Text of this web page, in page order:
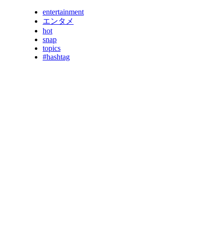
entertainment
エンタメ
hot
snap
topics
#hashtag